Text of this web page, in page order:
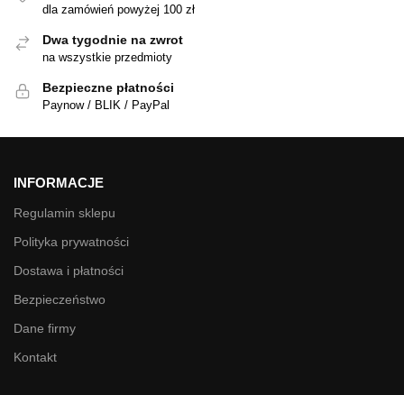
dla zamówień powyżej 100 zł
Dwa tygodnie na zwrot
na wszystkie przedmioty
Bezpieczne płatności
Paynow / BLIK / PayPal
INFORMACJE
Regulamin sklepu
Polityka prywatności
Dostawa i płatności
Bezpieczeństwo
Dane firmy
Kontakt